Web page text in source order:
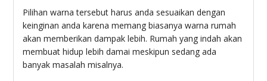
Pilihan warna tersebut harus anda sesuaikan dengan
keinginan anda karena memang biasanya warna rumah
akan memberikan dampak lebih. Rumah yang indah akan
membuat hidup lebih damai meskipun sedang ada
banyak masalah misalnya.